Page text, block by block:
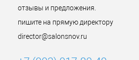
отзывы и предложения.
пишите на прямую директору
director@salonsnov.ru